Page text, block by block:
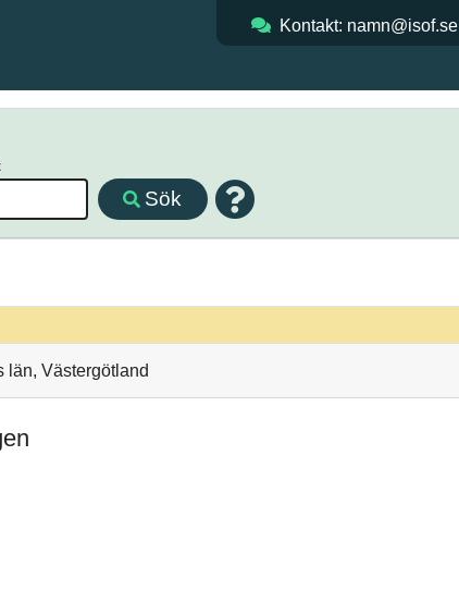
Kontakt: namn@isof.se
Sök
län, Västergötland